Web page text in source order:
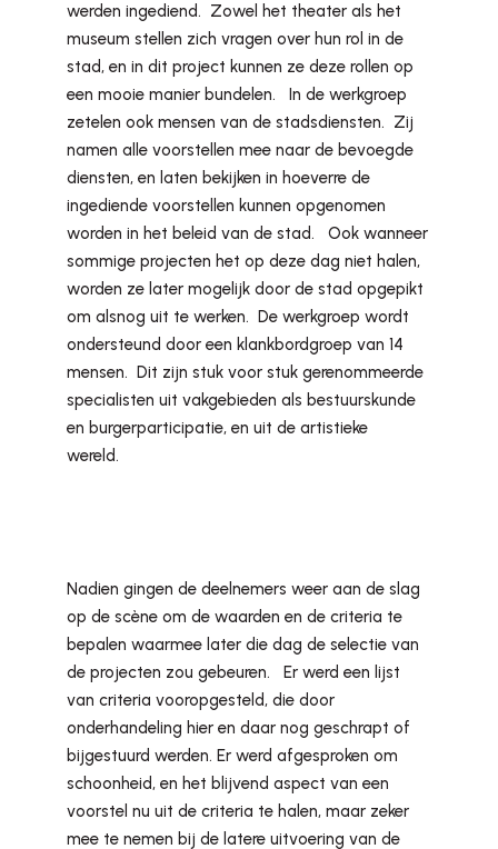
werden ingediend. Zowel het theater als het
museum stellen zich vragen over hun rol in de
stad, en in dit project kunnen ze deze rollen op
een mooie manier bundelen. In de werkgroep
zetelen ook mensen van de stadsdiensten. Zij
namen alle voorstellen mee naar de bevoegde
diensten, en laten bekijken in hoeverre de
ingediende voorstellen kunnen opgenomen
worden in het beleid van de stad. Ook wanneer
sommige projecten het op deze dag niet halen,
worden ze later mogelijk door de stad opgepikt
om alsnog uit te werken. De werkgroep wordt
ondersteund door een klankbordgroep van 14
mensen. Dit zijn stuk voor stuk gerenommeerde
specialisten uit vakgebieden als bestuurskunde
en burgerparticipatie, en uit de artistieke
wereld.
Nadien gingen de deelnemers weer aan de slag
op de scène om de waarden en de criteria te
bepalen waarmee later die dag de selectie van
de projecten zou gebeuren. Er werd een lijst
van criteria vooropgesteld, die door
onderhandeling hier en daar nog geschrapt of
bijgestuurd werden. Er werd afgesproken om
schoonheid, en het blijvend aspect van een
voorstel nu uit de criteria te halen, maar zeker
mee te nemen bij de latere uitvoering van de